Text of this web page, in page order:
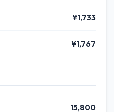
¥1,733
¥1,767
15,800